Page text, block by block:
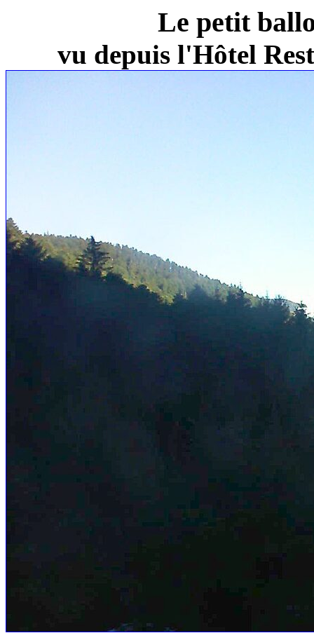
Le petit
vu depuis l'Hôtel